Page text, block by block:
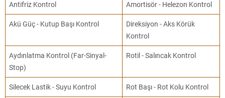
Antifriz Kontrol Amortisör - Helezon Kontrol
Akü Güç - Kutup Başı Kontrol
Direksiyon - Aks Körük
Kontrol
Aydınlatma Kontrol (Far-Sinyal-
Stop)
Rotil - Salıncak Kontrol
Silecek Lastik - Suyu Kontrol Rot Başı - Rot Kolu Kontrol